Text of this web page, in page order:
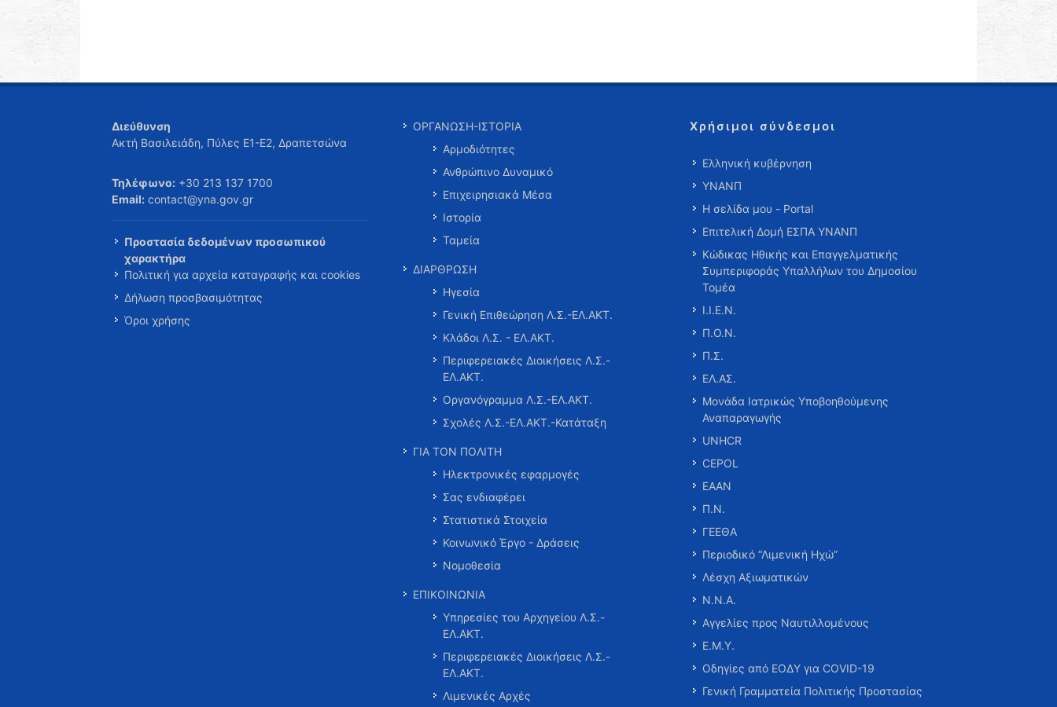
Διεύθυνση
Ακτή Βασιλειάδη, Πύλες Ε1-Ε2, Δραπετσώνα
Τηλέφωνο: +30 213 137 1700
Email: contact@yna.gov.gr
Προστασία δεδομένων προσωπικού
χαρακτήρα
Πολιτική για αρχεία καταγραφής και cookies
Δήλωση προσβασιμότητας
Όροι χρήσης
ΟΡΓΑΝΩΣΗ-ΙΣΤΟΡΙΑ
Αρμοδιότητες
Ανθρώπινο Δυναμικό
Επιχειρησιακά Μέσα
Ιστορία
Ταμεία
ΔΙΑΡΘΡΩΣΗ
Ηγεσία
Γενική Επιθεώρηση Λ.Σ.-ΕΛ.ΑΚΤ.
Κλάδοι Λ.Σ. - ΕΛ.ΑΚΤ.
Περιφερειακές Διοικήσεις Λ.Σ.-
ΕΛ.ΑΚΤ.
Οργανόγραμμα Λ.Σ.-ΕΛ.ΑΚΤ.
Σχολές Λ.Σ.-ΕΛ.ΑΚΤ.-Κατάταξη
ΓΙΑ ΤΟΝ ΠΟΛΙΤΗ
Ηλεκτρονικές εφαρμογές
Σας ενδιαφέρει
Στατιστικά Στοιχεία
Κοινωνικό Έργο - Δράσεις
Νομοθεσία
ΕΠΙΚΟΙΝΩΝΙΑ
Υπηρεσίες του Αρχηγείου Λ.Σ.-
ΕΛ.ΑΚΤ.
Περιφερειακές Διοικήσεις Λ.Σ.-
ΕΛ.ΑΚΤ.
Λιμενικές Αρχές
Χρήσιμοι σύνδεσμοι
Ελληνική κυβέρνηση
ΥΝΑΝΠ
Η σελίδα μου - Portal
Επιτελική Δομή ΕΣΠΑ ΥΝΑΝΠ
Κώδικας Ηθικής και Επαγγελματικής
Συμπεριφοράς Υπαλλήλων του Δημοσίου
Τομέα
Ι.Ι.Ε.Ν.
Π.Ο.Ν.
Π.Σ.
ΕΛ.ΑΣ.
Μονάδα Ιατρικώς Υποβοηθούμενης
Αναπαραγωγής
UNHCR
CEPOL
ΕΑΑΝ
Π.Ν.
ΓΕΕΘΑ
Περιοδικό “Λιμενική Ηχώ”
Λέσχη Αξιωματικών
Ν.Ν.Α.
Αγγελίες προς Ναυτιλλομένους
Ε.Μ.Υ.
Οδηγίες από ΕΟΔΥ για COVID-19
Γενική Γραμματεία Πολιτικής Προστασίας